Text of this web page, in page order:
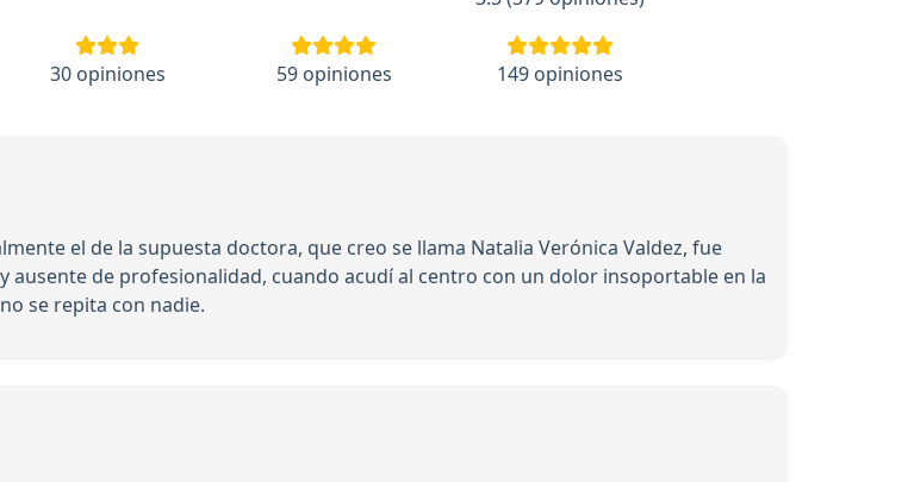
30 opiniones 59 opiniones 149 opiniones
el de la supuesta doctora, que creo se llama Natalia Verónica Valdez, fue
de profesionalidad, cuando acudí al centro con un dolor insoportable en la
se repita con nadie.